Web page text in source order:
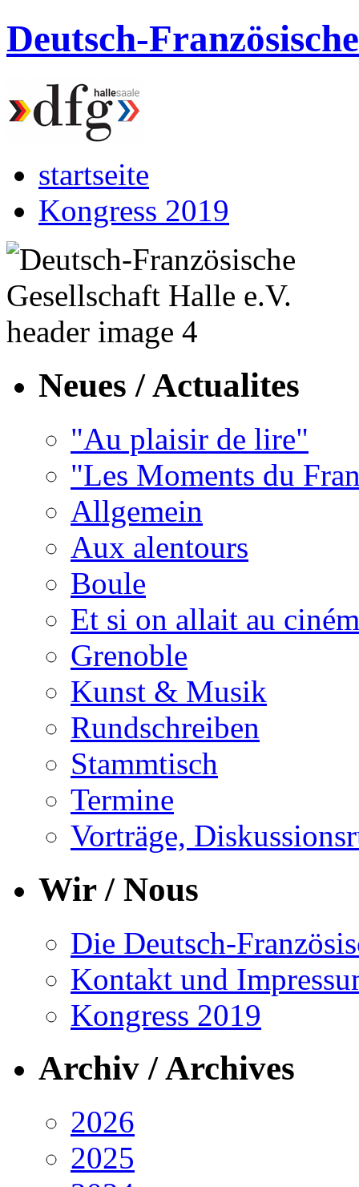
Deutsch-
startseite
Kongress 2019
Neues / Actualites
"Au plaisir de lire"
"Les Moments du
Allgemein
Aux alentours
Boule
Et si on allait au
Grenoble
Kunst & Musik
Rundschreiben
Stammtisch
Termine
Vorträge,
Wir / Nous
Die Deutsch-
Kontakt und
Kongress 2019
Archiv / Archives
2026
2025